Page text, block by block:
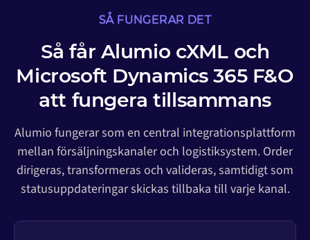
SÅ FUNGERAR DET
Så får Alumio cXML och
Microsoft Dynamics 365 F&O
att fungera tillsammans
Alumio fungerar som en central integrationsplattform
mellan försäljningskanaler och logistiksystem. Order
dirigeras, transformeras och valideras, samtidigt som
statusuppdateringar skickas tillbaka till varje kanal.